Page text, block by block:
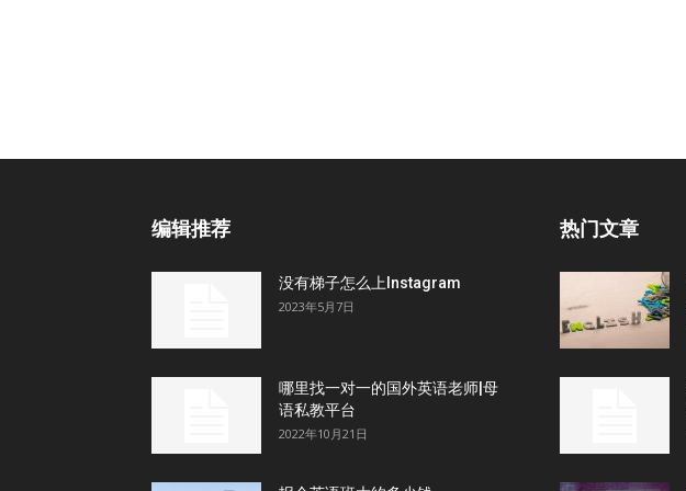
编辑推荐
没有梯子怎么上Instagram
2023年5月7日
哪里找一对一的国外英语老师|母
语私教平台
2022年10月21日
热门文章